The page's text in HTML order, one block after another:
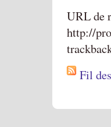
URL de
http://
Fil